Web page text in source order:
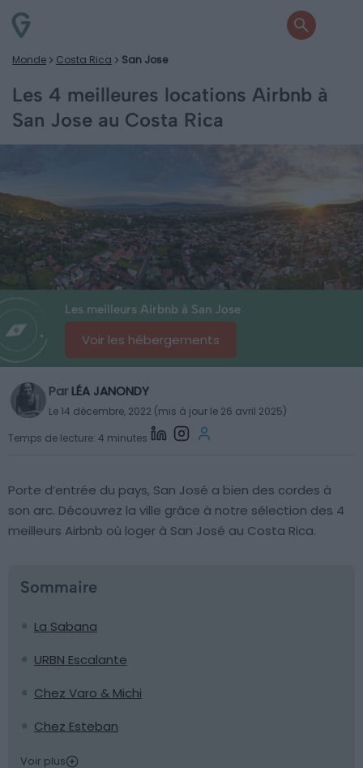
Monde Costa Rica San Jose
Les 4 meilleures locations Airbnb à
San Jose au Costa Rica
Les meilleurs Airbnb à San Jose
Voir les hébergements
Par LÉA JANONDY
Le 14 décembre, 2022 (mis à jour le 26 avril 2025)
Temps de lecture: 4 minutes
Porte d’entrée du pays, San José a bien des cordes à
son arc. Découvrez la ville grâce à notre sélection des 4
meilleurs Airbnb où loger à San José au Costa Rica.
Sommaire
La Sabana
URBN Escalante
Chez Varo & Michi
Chez Esteban
Voir plus